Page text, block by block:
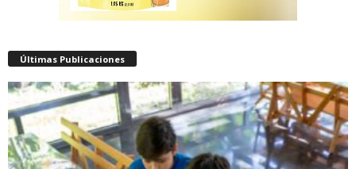
Últimas Publicaciones